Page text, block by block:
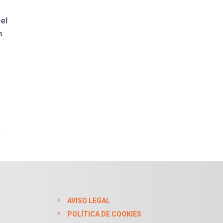
AVISO LEGAL
POLÍTICA DE COOKIES